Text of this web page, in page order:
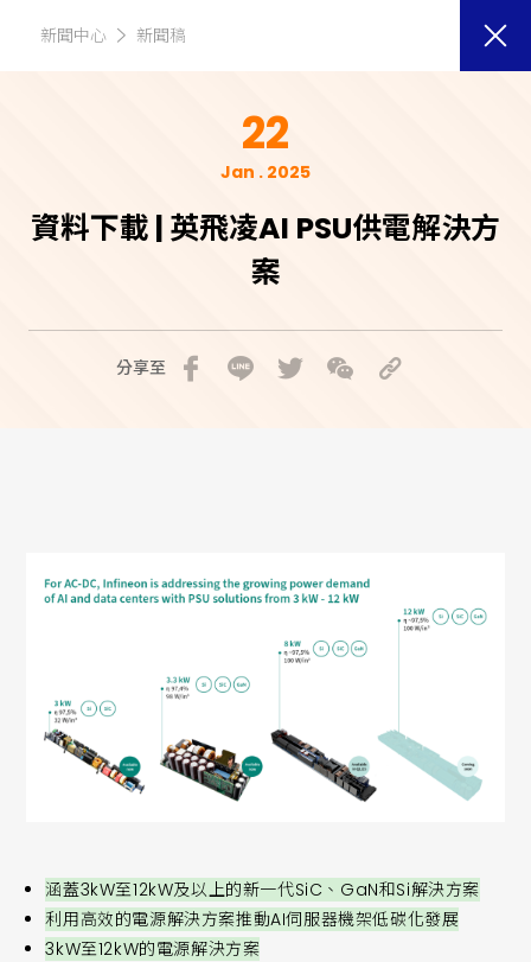
新聞中心 新聞稿
22
Jan . 2025
資料下載 | 英飛凌AI PSU供電解決方
案
分享至
涵蓋3kW至12kW及以上的新一代SiC、GaN和Si解決方案
利用高效的電源解決方案推動AI伺服器機架低碳化發展
3kW至12kW的電源解決方案